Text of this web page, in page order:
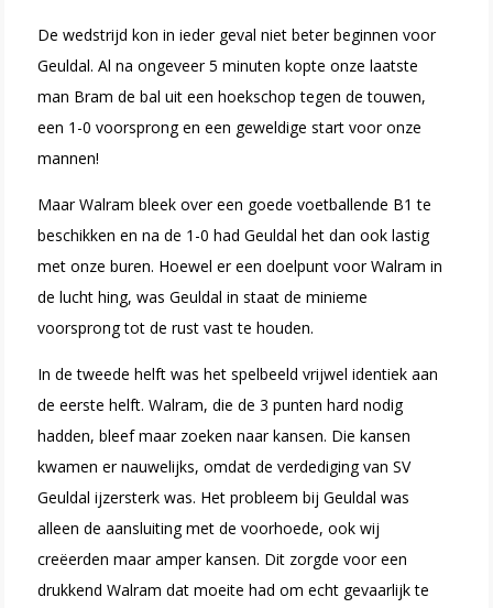
De wedstrijd kon in ieder geval niet beter beginnen voor
Geuldal. Al na ongeveer 5 minuten kopte onze laatste
man Bram de bal uit een hoekschop tegen de touwen,
een 1-0 voorsprong en een geweldige start voor onze
mannen!
Maar Walram bleek over een goede voetballende B1 te
beschikken en na de 1-0 had Geuldal het dan ook lastig
met onze buren. Hoewel er een doelpunt voor Walram in
de lucht hing, was Geuldal in staat de minieme
voorsprong tot de rust vast te houden.
In de tweede helft was het spelbeeld vrijwel identiek aan
de eerste helft. Walram, die de 3 punten hard nodig
hadden, bleef maar zoeken naar kansen. Die kansen
kwamen er nauwelijks, omdat de verdediging van SV
Geuldal ijzersterk was. Het probleem bij Geuldal was
alleen de aansluiting met de voorhoede, ook wij
creëerden maar amper kansen. Dit zorgde voor een
drukkend Walram dat moeite had om echt gevaarlijk te